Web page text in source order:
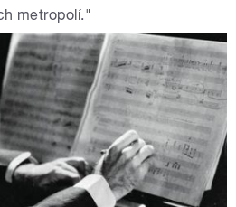
metropolí."